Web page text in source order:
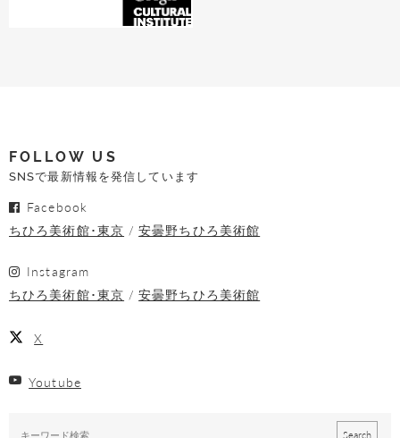
FOLLOW US
SNSで最新情報を発信しています
Facebook
ちひろ美術館･東京
安曇野ちひろ美術館
Instagram
ちひろ美術館･東京
安曇野ちひろ美術館
X
Youtube